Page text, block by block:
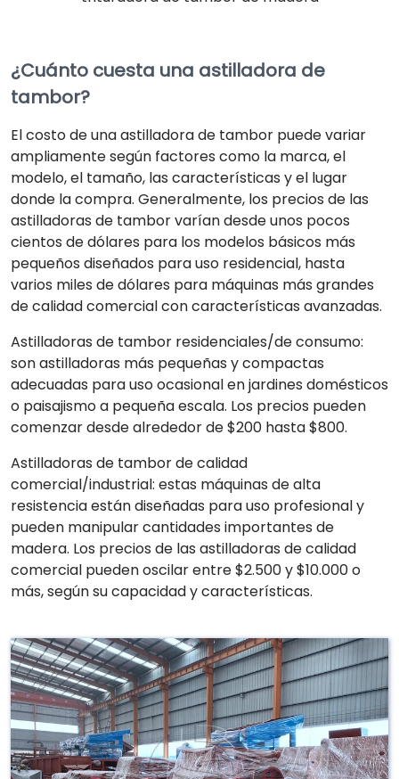
¿Cuánto cuesta una astilladora de
tambor?
El costo de una astilladora de tambor puede variar
ampliamente según factores como la marca, el
modelo, el tamaño, las características y el lugar
donde la compra. Generalmente, los precios de las
astilladoras de tambor varían desde unos pocos
cientos de dólares para los modelos básicos más
pequeños diseñados para uso residencial, hasta
varios miles de dólares para máquinas más grandes
de calidad comercial con características avanzadas.
Astilladoras de tambor residenciales/de consumo:
son astilladoras más pequeñas y compactas
adecuadas para uso ocasional en jardines domésticos
o paisajismo a pequeña escala. Los precios pueden
comenzar desde alrededor de $200 hasta $800.
Astilladoras de tambor de calidad
comercial/industrial: estas máquinas de alta
resistencia están diseñadas para uso profesional y
pueden manipular cantidades importantes de
madera. Los precios de las astilladoras de calidad
comercial pueden oscilar entre $2.500 y $10.000 o
más, según su capacidad y características.